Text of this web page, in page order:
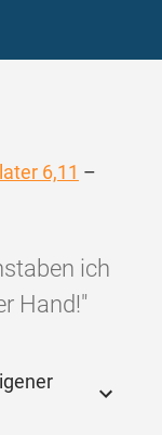
6,11 –
ich
Hand!"